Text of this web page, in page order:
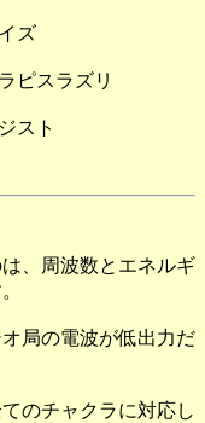
ズ
ピスラズリ
スト
、周波数とエネルギ
局の電波が低出力だ
のチャクラに対応し